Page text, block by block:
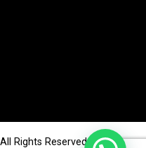
Rights Reserved.